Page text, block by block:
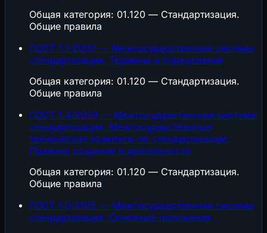
Общая категория: 01.120 — Стандартизация.
Общие правила
ГОСТ 1.1-2002 — Межгосударственная система
стандартизации. Термины и определения
Общая категория: 01.120 — Стандартизация.
Общие правила
ГОСТ 1.4-2020 — Межгосударственная система
стандартизации. Межгосударственные
технические комитеты по стандартизации.
Правила создания и деятельности
Общая категория: 01.120 — Стандартизация.
Общие правила
ГОСТ 1.0-2015 — Межгосударственная система
стандартизации. Основные положения